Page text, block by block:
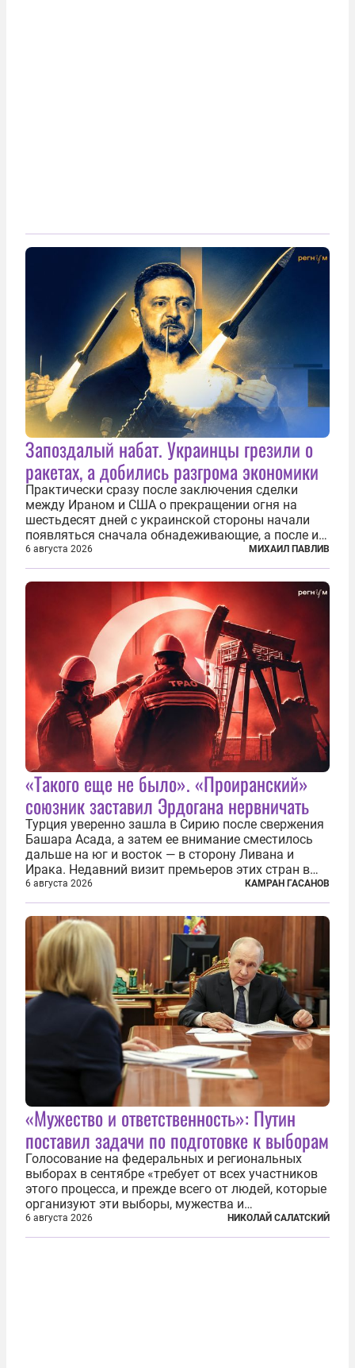
Запоздалый набат. Украинцы грезили о
ракетах, а добились разгрома экономики
Практически сразу после заключения сделки
между Ираном и США о прекращении огня на
шестьдесят дней с украинской стороны начали
появляться сначала обнадеживающие, а после и
вовсе бравурные заявления про некий «перелом»
в войне. Вероятно, в сознании первых лиц
киевского режима и стоящих за ними...
6 августа 2026 МИХАИЛ ПАВЛИВ
«Такого еще не было». «Проиранский»
союзник заставил Эрдогана нервничать
Турция уверенно зашла в Сирию после свержения
Башара Асада, а затем ее внимание сместилось
дальше на юг и восток — в сторону Ливана и
Ирака. Недавний визит премьеров этих стран в
Анкару, договоры об участии турецкой компании
TPAO в разработке нефти иракского Киркука и
«Дороги развития» подтверждают...
6 августа 2026 КАМРАН ГАСАНОВ
«Мужество и ответственность»: Путин
поставил задачи по подготовке к выборам
Голосование на федеральных и региональных
выборах в сентябре «требует от всех участников
этого процесса, и прежде всего от людей, которые
организуют эти выборы, мужества и
ответственного отношения к формированию
власти», — подчеркнул президент Владимир Путин
6 августа 2026 НИКОЛАЙ САЛАТСКИЙ